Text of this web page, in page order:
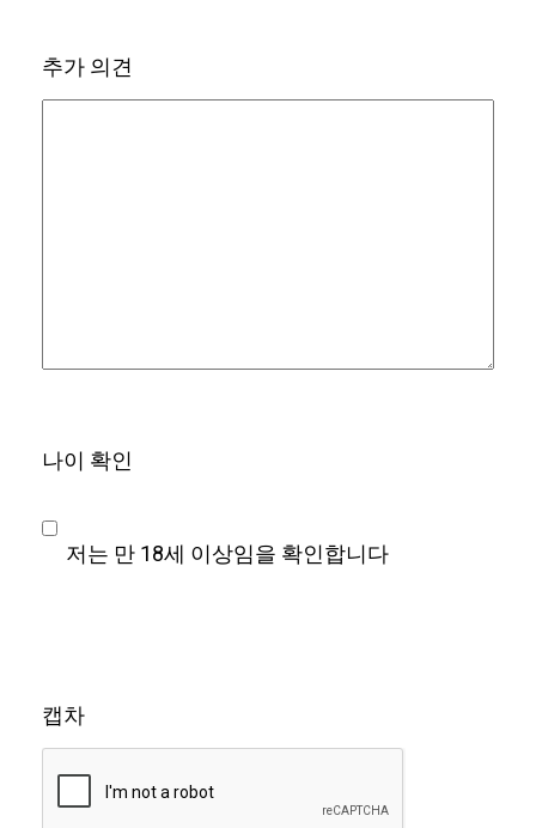
추가 의견
나이 확인
저는 만 18세 이상임을 확인합니다
캡차